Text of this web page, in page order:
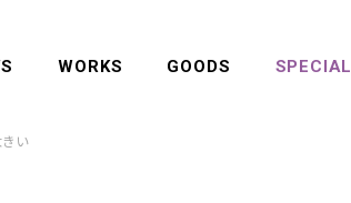
WORKS GOODS SPECIAL
い